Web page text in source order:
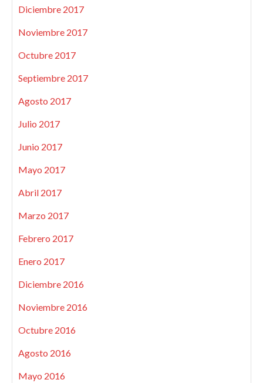
Diciembre 2017
Noviembre 2017
Octubre 2017
Septiembre 2017
Agosto 2017
Julio 2017
Junio 2017
Mayo 2017
Abril 2017
Marzo 2017
Febrero 2017
Enero 2017
Diciembre 2016
Noviembre 2016
Octubre 2016
Agosto 2016
Mayo 2016